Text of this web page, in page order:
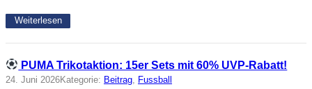
Weiterlesen
PUMA Trikotaktion: 15er Sets mit 60% UVP-Rabatt!
24. Juni 2026Kategorie: Beitrag, Fussball